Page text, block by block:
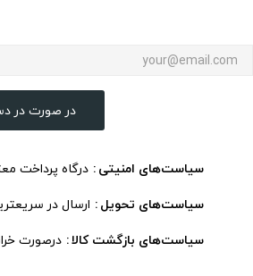
در صورت در
سیاست‌های امنیتی درگاه پرداخت
سیاست‌های تحویل ارسال در
سیاست‌های بازگشت کالا درصورت